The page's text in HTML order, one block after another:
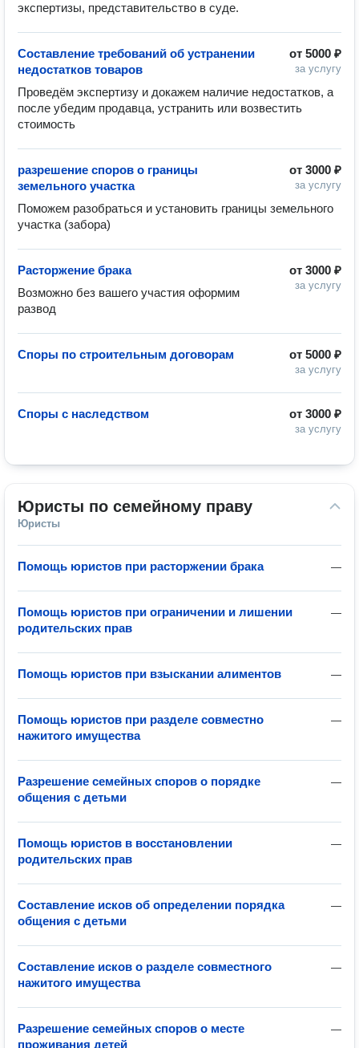
экспертизы, представительство в суде.
от 5000 ₽
за услугу
Составление требований об устранении
недостатков товаров
Проведём экспертизу и докажем наличие недостатков, а
после убедим продавца, устранить или возвестить
стоимость
от 3000 ₽
за услугу
разрешение споров о границы
земельного участка
Поможем разобраться и установить границы земельного
участка (забора)
от 3000 ₽
за услугу
Расторжение брака
Возможно без вашего участия оформим
развод
от 5000 ₽
за услугу
Споры по строительным договорам
от 3000 ₽
за услугу
Споры с наследством
Юристы по семейному праву
Юристы
—
Помощь юристов при расторжении брака
—
Помощь юристов при ограничении и лишении
родительских прав
—
Помощь юристов при взыскании алиментов
—
Помощь юристов при разделе совместно
нажитого имущества
—
Разрешение семейных споров о порядке
общения с детьми
—
Помощь юристов в восстановлении
родительских прав
—
Составление исков об определении порядка
общения с детьми
—
Составление исков о разделе совместного
нажитого имущества
—
Разрешение семейных споров о месте
проживания детей